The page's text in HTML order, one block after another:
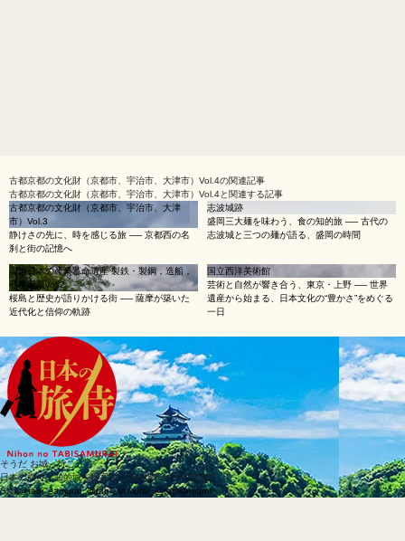
古都京都の文化財（京都市、宇治市、大津市）Vol.4の関連記事
古都京都の文化財（京都市、宇治市、大津市）Vol.4と関連する記事
古都京都の文化財（京都市、宇治市、大津
市）Vol.3
静けさの先に、時を感じる旅 ── 京都西の名
刹と街の記憶へ
志波城跡
盛岡三大麺を味わう、食の知的旅 ── 古代の
志波城と三つの麺が語る、盛岡の時間
明治日本の産業革命遺産 製鉄・製鋼，造船，
石炭産業vol.2
桜島と歴史が語りかける街 ── 薩摩が築いた
近代化と信仰の軌跡
国立西洋美術館
芸術と自然が響き合う、東京・上野 ── 世界
遺産から始まる、日本文化の“豊かさ”をめぐる
一日
そうだ お城、行こう
日本の旅侍は知的城を提案する旅行情報メディアです。
SNS@tabi_samurai_@tabi_samurai_@tabisamurai